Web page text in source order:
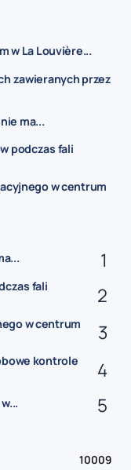
w La Louvière...
zawieranych przez
ma...
podczas fali
w centrum
fali
w centrum
kontrole
10009